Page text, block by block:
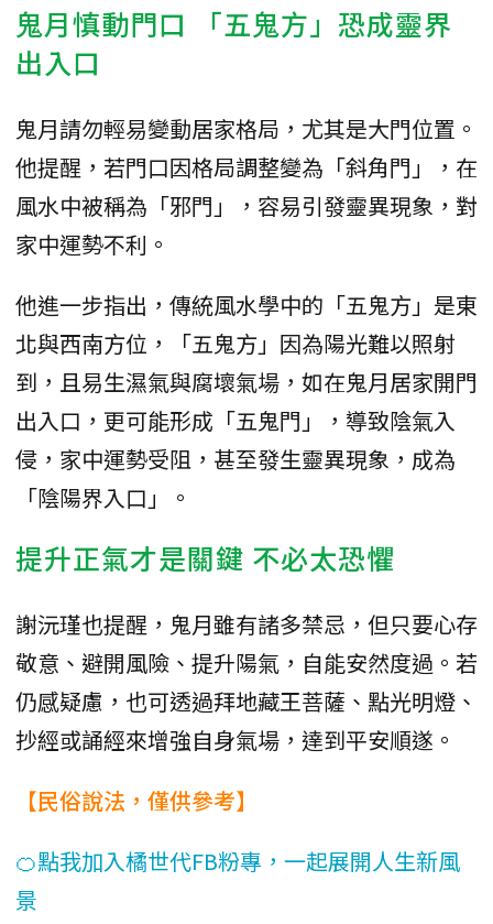
鬼月慎動門口 「五鬼方」恐成靈界
出入口
鬼月請勿輕易變動居家格局，尤其是大門位置。
他提醒，若門口因格局調整變為「斜角門」，在
風水中被稱為「邪門」，容易引發靈異現象，對
家中運勢不利。
他進一步指出，傳統風水學中的「五鬼方」是東
北與西南方位，「五鬼方」因為陽光難以照射
到，且易生濕氣與腐壞氣場，如在鬼月居家開門
出入口，更可能形成「五鬼門」，導致陰氣入
侵，家中運勢受阻，甚至發生靈異現象，成為
「陰陽界入口」。
提升正氣才是關鍵 不必太恐懼
謝沅瑾也提醒，鬼月雖有諸多禁忌，但只要心存
敬意、避開風險、提升陽氣，自能安然度過。若
仍感疑慮，也可透過拜地藏王菩薩、點光明燈、
抄經或誦經來增強自身氣場，達到平安順遂。
【民俗說法，僅供參考】
🍊點我加入橘世代FB粉專，一起展開人生新風
景